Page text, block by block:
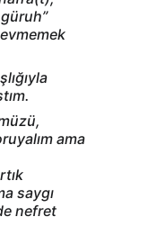
güruh”
ama
saygı
nefret